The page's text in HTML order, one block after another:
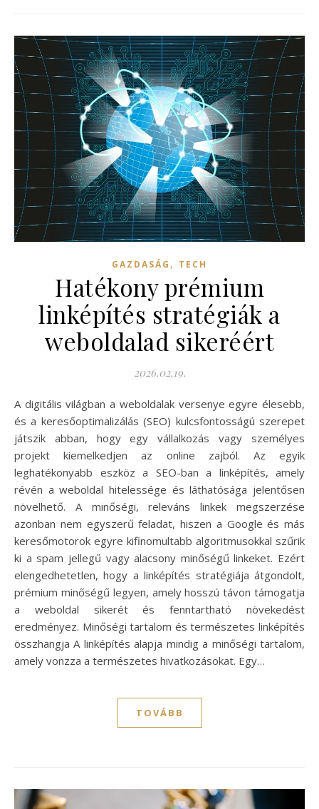
GAZDASÁG , TECH
Hatékony prémium
linképítés stratégiák a
weboldalad sikeréért
2026.02.19.
A digitális világban a weboldalak versenye egyre élesebb,
és a keresőoptimalizálás (SEO) kulcsfontosságú szerepet
játszik abban, hogy egy vállalkozás vagy személyes
projekt kiemelkedjen az online zajból. Az egyik
leghatékonyabb eszköz a SEO-ban a linképítés, amely
révén a weboldal hitelessége és láthatósága jelentősen
növelhető. A minőségi, releváns linkek megszerzése
azonban nem egyszerű feladat, hiszen a Google és más
keresőmotorok egyre kifinomultabb algoritmusokkal szűrik
ki a spam jellegű vagy alacsony minőségű linkeket. Ezért
elengedhetetlen, hogy a linképítés stratégiája átgondolt,
prémium minőségű legyen, amely hosszú távon támogatja
a weboldal sikerét és fenntartható növekedést
eredményez. Minőségi tartalom és természetes linképítés
összhangja A linképítés alapja mindig a minőségi tartalom,
amely vonzza a természetes hivatkozásokat. Egy…
TOVÁBB